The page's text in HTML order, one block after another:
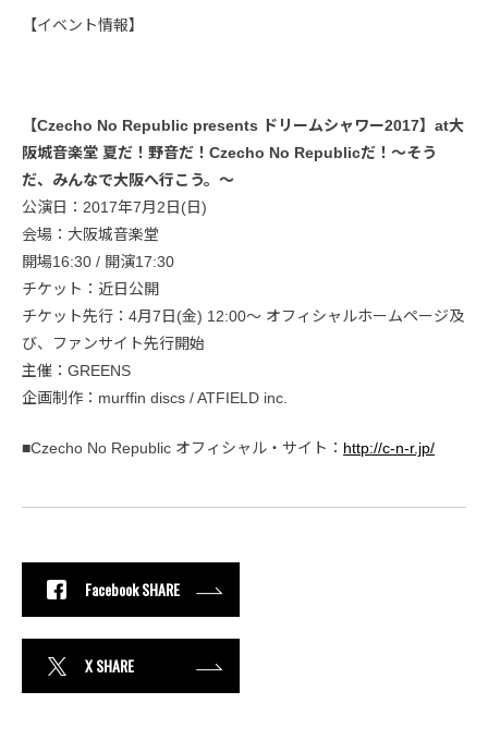
【イベント情報】
【Czecho No Republic presents ドリームシャワー2017】at大
阪城音楽堂 夏だ！野音だ！Czecho No Republicだ！～そう
だ、みんなで大阪へ行こう。～
公演日：2017年7月2日(日)
会場：大阪城音楽堂
開場16:30 / 開演17:30
チケット：近日公開
チケット先行：4月7日(金) 12:00～ オフィシャルホームページ及
び、ファンサイト先行開始
主催：GREENS
企画制作：murffin discs / ATFIELD inc.
■Czecho No Republic オフィシャル・サイト： http://c-n-r.jp/
Facebook SHARE
X SHARE